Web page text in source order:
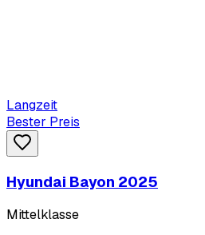
Langzeit
Bester Preis
Hyundai Bayon 2025
Mittelklasse